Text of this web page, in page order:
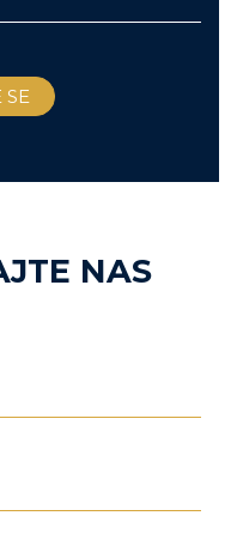
NAS